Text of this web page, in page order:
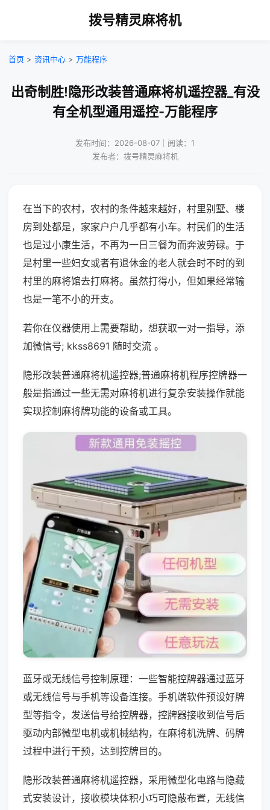
拨号精灵麻将机
首页 > 资讯中心 > 万能程序
出奇制胜!隐形改装普通麻将机遥控器_有没
有全机型通用遥控-万能程序
发布时间：2026-08-07｜阅读：1
发布者：拨号精灵麻将机
在当下的农村，农村的条件越来越好，村里别墅、楼
房到处都是，家家户户几乎都有小车。村民们的生活
也是过小康生活，不再为一日三餐为而奔波劳碌。于
是村里一些妇女或者有退休金的老人就会时不时的到
村里的麻将馆去打麻将。虽然打得小，但如果经常输
也是一笔不小的开支。
若你在仪器使用上需要帮助，想获取一对一指导，添
加微信号; kkss8691 随时交流 。
隐形改装普通麻将机遥控器;普通麻将机程序控牌器一
般是指通过一些无需对麻将机进行复杂安装操作就能
实现控制麻将牌功能的设备或工具。
蓝牙或无线信号控制原理：一些智能控牌器通过蓝牙
或无线信号与手机等设备连接。手机端软件预设好牌
型等指令，发送信号给控牌器，控牌器接收到信号后
驱动内部微型电机或机械结构，在麻将机洗牌、码牌
过程中进行干预，达到控牌目的。
隐形改装普通麻将机遥控器，采用微型化电路与隐藏
式安装设计，接收模块体积小巧可隐蔽布置，无线信